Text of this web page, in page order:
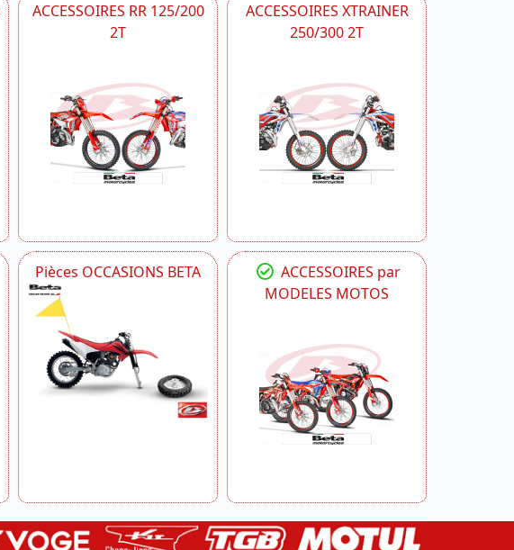
ACCESSOIRES RR 125/200
2T
ACCESSOIRES XTRAINER
250/300 2T
Pièces OCCASIONS BETA
ACCESSOIRES par
MODELES MOTOS